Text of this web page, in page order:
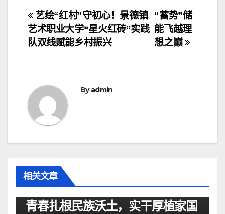
文
章
航
“蓄势”储
能飞越理
想之巅
艺绘“红村”守初心！景德镇
艺术职业大学“星火红砖”实践
队双线赋能乡村振兴
Byadmin
相关文章
青春扎根民族沃土，实干厚植家国